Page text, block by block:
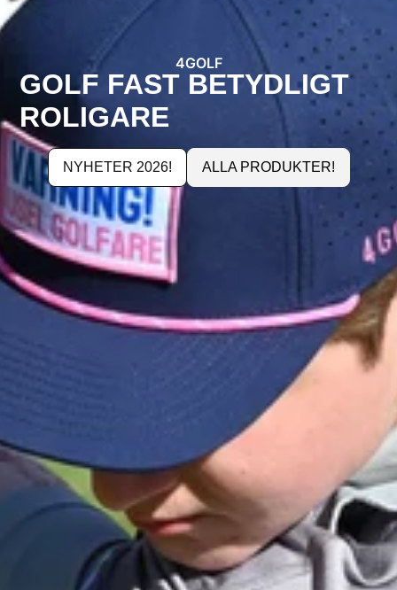
4GOLF
GOLF FAST BETYDLIGT
ROLIGARE
NYHETER 2026! ALLA PRODUKTER!